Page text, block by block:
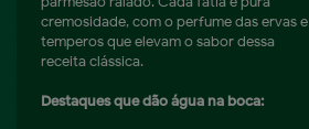
cremosidade, com o perfume das ervas e
temperos que elevam o sabor dessa
receita clássica.
Destaques que dão água na boca: